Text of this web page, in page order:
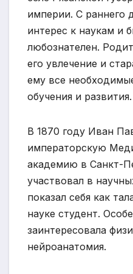
империи. С раннего
интерес к наукам и
любознателен.
его увлечение и
ему все
обучения и развития.
В 1870 году Иван
императорскую
академию в Санкт-
участвовал в
показал себя как
науке студент.
заинтересовала
нейроанатомия.